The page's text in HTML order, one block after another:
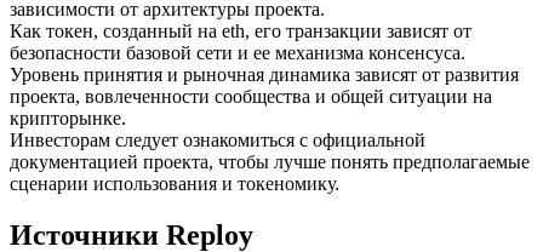
USDC фьючерсы
Фьючерсы с использованием USDC в качестве
обеспечения
зависимости от архитектуры проекта.
Как токен, созданный на eth, его транзакции зависят от
безопасности базовой сети и ее механизма консенсуса.
Уровень принятия и рыночная динамика зависят от развития
проекта, вовлеченности сообщества и общей ситуации на
крипторынке.
Инвесторам следует ознакомиться с официальной
документацией проекта, чтобы лучше понять предполагаемые
сценарии использования и токеномику.
Источники Reploy